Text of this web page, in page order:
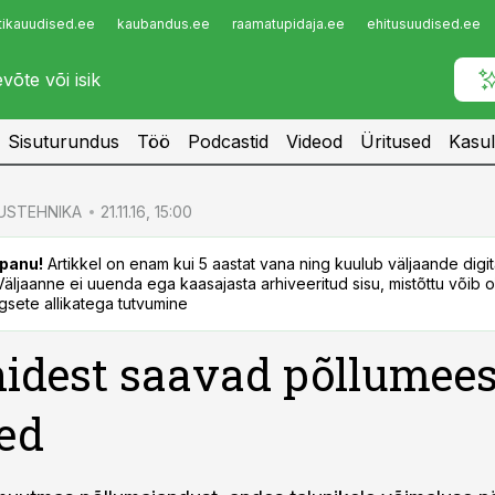
kaubandus.ee raamatupidaja.ee ehitusuudised.ee
Infopank
Sisuturundus Töö Podcastid Videod Üritused
21.11.16, 15:00
Artikkel on enam kui 5 aastat vana ning kuulub väljaande
ei uuenda ega kaasajasta arhiveeritud sisu, mistõttu võib
allikatega tutvumine
saavad